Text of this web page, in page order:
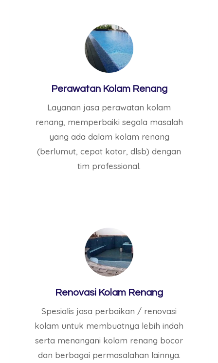
Perawatan Kolam Renang
Layanan jasa perawatan kolam
renang, memperbaiki segala masalah
yang ada dalam kolam renang
(berlumut, cepat kotor, dlsb) dengan
tim professional.
Renovasi Kolam Renang
Spesialis jasa perbaikan / renovasi
kolam untuk membuatnya lebih indah
serta menangani kolam renang bocor
dan berbagai permasalahan lainnya.